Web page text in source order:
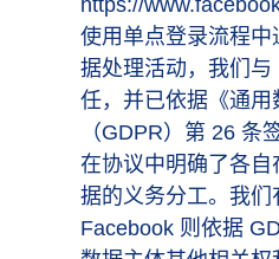
https://
使用单点登录流程
据处理活动，我们
任，并已依据《通用
（GDPR）第 26 条
在协议中明确了各
据的义务分工。我们
Facebook 则依据